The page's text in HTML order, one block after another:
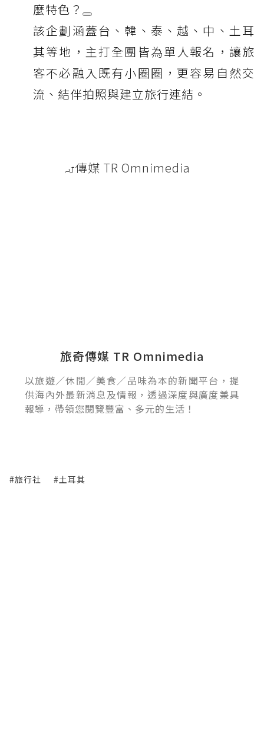
麼特色？
該企劃涵蓋台、韓、泰、越、中、土耳
其等地，主打全團皆為單人報名，讓旅
客不必融入既有小圈圈，更容易自然交
流、結伴拍照與建立旅行連結。
旅奇傳媒 TR Omnimedia
以旅遊／休閒／美食／品味為本的新聞平台，提
供海內外最新消息及情報，透過深度與廣度兼具
報導，帶領您閱覽豐富、多元的生活！
#旅行社 #土耳其